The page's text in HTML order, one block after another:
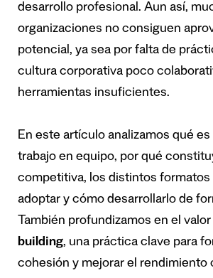
desarrollo profesional. Aun así,
organizaciones no consiguen
potencial, ya sea por falta de
cultura corporativa poco
herramientas insuficientes.
En este artículo analizamos qué
trabajo en equipo, por qué
competitiva, los distintos formatos
adoptar y cómo desarrollarlo de
También profundizamos en el
building, una práctica clave para
cohesión y mejorar el rendimiento